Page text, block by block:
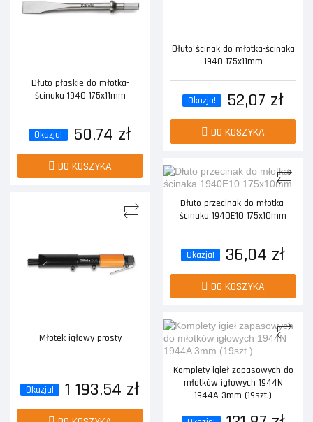
Dłuto ścinak do młotka-ścinaka
1940 175x11mm
Okazja! 52,07 zł
DO KOSZYKA
Dłuto płaskie do młotka-
ścinaka 1940 175x11mm
Okazja! 50,74 zł
DO KOSZYKA
Dłuto przecinak do młotka-
ścinaka 1940E10 175x10mm
Okazja! 36,04 zł
DO KOSZYKA
Młotek igłowy prosty
Okazja! 1 193,54 zł
Komplety igieł zapasowych do
młotków igłowych 1944N
1944A 3mm (19szt.)